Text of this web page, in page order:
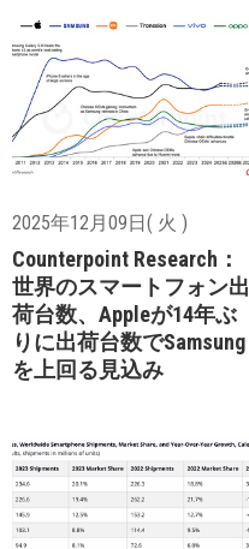
2025年12月09日( 火 )
Counterpoint Research：
世界のスマートフォン出
荷台数、Appleが14年ぶ
りに出荷台数でSamsung
を上回る見込み